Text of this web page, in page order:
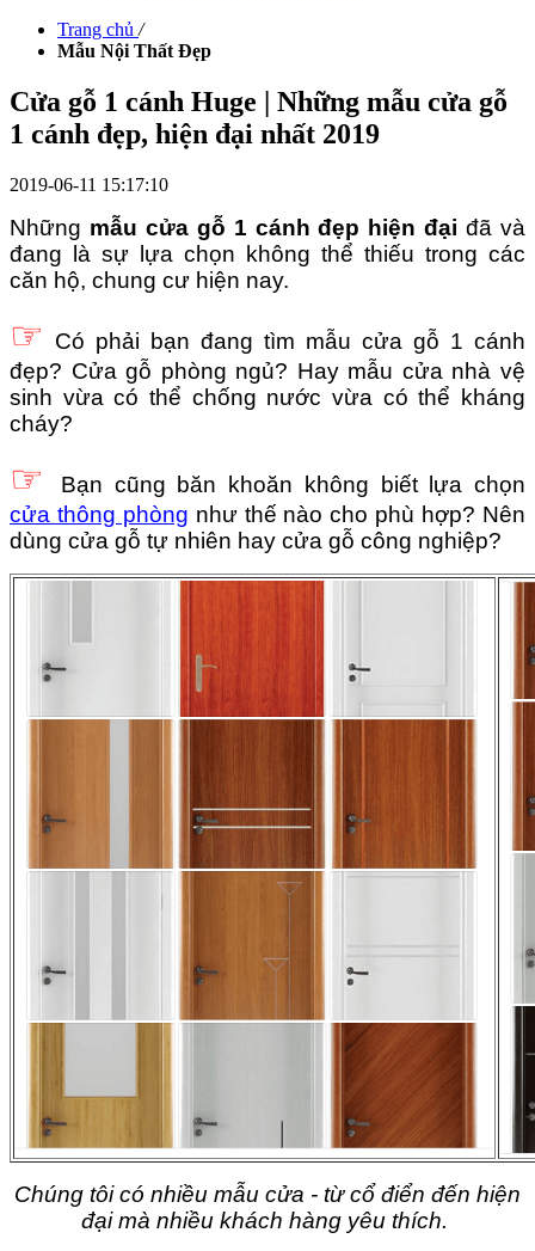
Trang chủ /
Mẫu Nội Thất Đẹp
Cửa gỗ 1 cánh Huge | Những mẫu cửa gỗ
1 cánh đẹp, hiện đại nhất 2019
2019-06-11 15:17:10
Những mẫu cửa gỗ 1 cánh đẹp hiện đại đã và
đang là sự lựa chọn không thể thiếu trong các
căn hộ, chung cư hiện nay.
☞
Có phải bạn đang tìm mẫu cửa gỗ 1 cánh
đẹp? Cửa gỗ phòng ngủ? Hay mẫu cửa nhà vệ
sinh vừa có thể chống nước vừa có thể kháng
cháy?
☞
Bạn cũng băn khoăn không biết lựa chọn
cửa thông phòng như thế nào cho phù hợp? Nên
dùng cửa gỗ tự nhiên hay cửa gỗ công nghiệp?
Chúng tôi có nhiều mẫu cửa - từ cổ điển đến hiện
đại mà nhiều khách hàng yêu thích.